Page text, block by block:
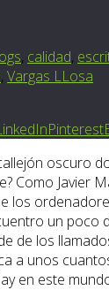
, calidad,
, Vargas LLosa
Pinterest
oscuro
Como Javier
los
un poco
de los
a unos
en este